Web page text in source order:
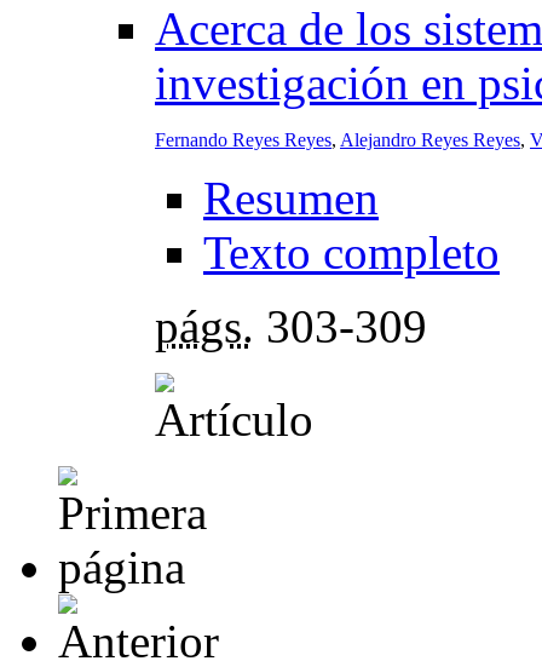
Acerca de los
investigación en
Fernando Reyes Reyes, Alejandro Reyes Reyes,
Resumen
Texto completo
págs. 303-309